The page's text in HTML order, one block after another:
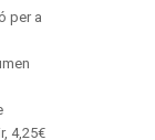
per a
4,25€